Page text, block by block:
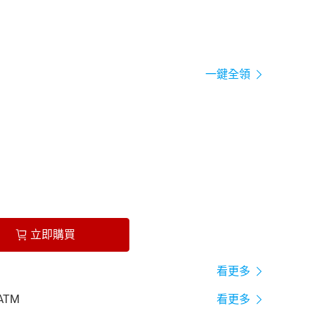
一鍵全領
立即購買
看更多
看更多